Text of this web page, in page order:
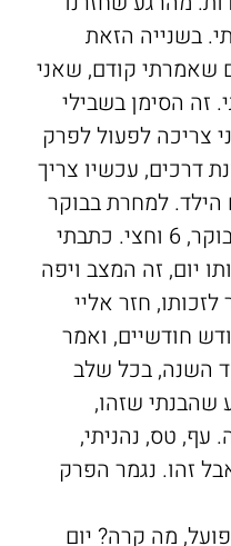
בשנייה הזאת
שאמרתי קודם, שאני
זה הסימן בשבילי
צריכה לפעול לפרק
דרכים, עכשיו צריך
הילד. למחרת בבוקר
קמתי מוקדם, כמו כל בוקר, 6 וחצי. כתבתי
יום, זה המצב ויפה
חזר אליי
חודשיים, ואמר
השנה, בכל שלב
שהבנתי שזהו,
עף, טס, נהניתי,
זהו. נגמר הפרק
מה קרה? יום